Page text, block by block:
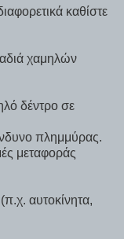
καθίστε
χαμηλών
δέντρο σε
πλημμύρας.
μεταφοράς
αυτοκίνητα,